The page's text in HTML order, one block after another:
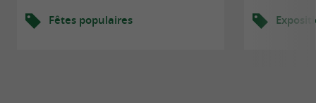
Fêtes populaires